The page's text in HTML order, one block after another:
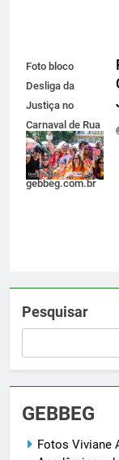
Foto bloco
Desliga da
Justiça no
Carnaval de Rua
2026 do Rio de
Janeiro -
gebbeg.com.br
Pesquisar
GEBBEG
Fotos Viviane